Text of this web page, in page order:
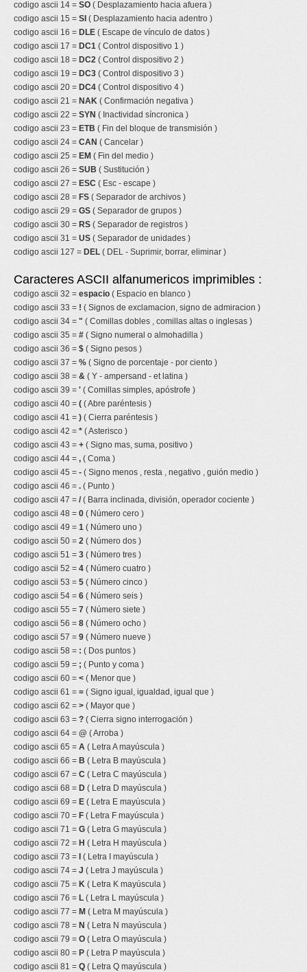
codigo ascii 14 = SO ( Desplazamiento hacia afuera )
codigo ascii 15 = SI ( Desplazamiento hacia adentro )
codigo ascii 16 = DLE ( Escape de vínculo de datos )
codigo ascii 17 = DC1 ( Control dispositivo 1 )
codigo ascii 18 = DC2 ( Control dispositivo 2 )
codigo ascii 19 = DC3 ( Control dispositivo 3 )
codigo ascii 20 = DC4 ( Control dispositivo 4 )
codigo ascii 21 = NAK ( Confirmación negativa )
codigo ascii 22 = SYN ( Inactividad síncronica )
codigo ascii 23 = ETB ( Fin del bloque de transmisión )
codigo ascii 24 = CAN ( Cancelar )
codigo ascii 25 = EM ( Fin del medio )
codigo ascii 26 = SUB ( Sustitución )
codigo ascii 27 = ESC ( Esc - escape )
codigo ascii 28 = FS ( Separador de archivos )
codigo ascii 29 = GS ( Separador de grupos )
codigo ascii 30 = RS ( Separador de registros )
codigo ascii 31 = US ( Separador de unidades )
codigo ascii 127 = DEL ( DEL - Suprimir, borrar, eliminar )
Caracteres ASCII alfanumericos imprimibles :
codigo ascii 32 = espacio ( Espacio en blanco )
codigo ascii 33 = ! ( Signos de exclamacion, signo de admiracion )
codigo ascii 34 = " ( Comillas dobles , comillas altas o inglesas )
codigo ascii 35 = # ( Signo numeral o almohadilla )
codigo ascii 36 = $ ( Signo pesos )
codigo ascii 37 = % ( Signo de porcentaje - por ciento )
codigo ascii 38 = & ( Y - ampersand - et latina )
codigo ascii 39 = ' ( Comillas simples, apóstrofe )
codigo ascii 40 = ( ( Abre paréntesis )
codigo ascii 41 = ) ( Cierra paréntesis )
codigo ascii 42 = * ( Asterisco )
codigo ascii 43 = + ( Signo mas, suma, positivo )
codigo ascii 44 = , ( Coma )
codigo ascii 45 = - ( Signo menos , resta , negativo , guión medio )
codigo ascii 46 = . ( Punto )
codigo ascii 47 = /( Barra inclinada, división, operador cociente )
codigo ascii 48 = 0 ( Número cero )
codigo ascii 49 = 1 ( Número uno )
codigo ascii 50 = 2 ( Número dos )
codigo ascii 51 = 3 ( Número tres )
codigo ascii 52 = 4 ( Número cuatro )
codigo ascii 53 = 5 ( Número cinco )
codigo ascii 54 = 6 ( Número seis )
codigo ascii 55 = 7 ( Número siete )
codigo ascii 56 = 8 ( Número ocho )
codigo ascii 57 = 9 ( Número nueve )
codigo ascii 58 = : ( Dos puntos )
codigo ascii 59 = ; ( Punto y coma )
codigo ascii 60 = < ( Menor que )
codigo ascii 61 = = ( Signo igual, igualdad, igual que )
codigo ascii 62 = > ( Mayor que )
codigo ascii 63 = ? ( Cierra signo interrogación )
codigo ascii 64 = @ ( Arroba )
codigo ascii 65 = A ( Letra A mayúscula )
codigo ascii 66 = B ( Letra B mayúscula )
codigo ascii 67 = C ( Letra C mayúscula )
codigo ascii 68 = D ( Letra D mayúscula )
codigo ascii 69 = E ( Letra E mayúscula )
codigo ascii 70 = F ( Letra F mayúscula )
codigo ascii 71 = G ( Letra G mayúscula )
codigo ascii 72 = H ( Letra H mayúscula )
codigo ascii 73 =
( Letra I mayúscula )
codigo ascii 74 = J ( Letra J mayúscula )
codigo ascii 75 = K ( Letra K mayúscula )
codigo ascii 76 = L ( Letra L mayúscula )
codigo ascii 77 = M ( Letra M mayúscula )
codigo ascii 78 = N ( Letra N mayúscula )
codigo ascii 79 = O ( Letra O mayúscula )
codigo ascii 80 = P ( Letra P mayúscula )
codigo ascii 81 = Q ( Letra Q mayúscula )